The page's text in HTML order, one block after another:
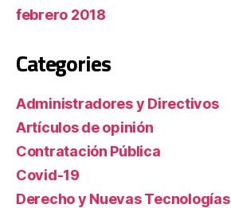
febrero 2018
Categories
Administradores y Directivos
Artículos de opinión
Contratación Pública
Covid-19
Derecho y Nuevas Tecnologías